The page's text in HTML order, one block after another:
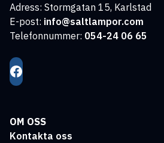
Adress: Stormgatan 15, Karlstad
E-post: info@saltlampor.com
Telefonnummer: 054-24 06 65
OM OSS
Kontakta oss